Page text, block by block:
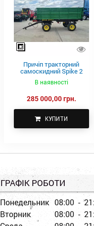
Причіп тракторний
самоскидний Spike 2
В наявності
285 000,00 грн.
КУПИТИ
ГРАФІК РОБОТИ
Понедельник 08:00 -
Вторник
08:00 -